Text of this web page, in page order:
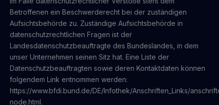
Betroffenen ein Beschwerderecht bei der zuständigen
Aufsichtsbehörde zu. Zuständige Aufsichtsbehörde in
datenschutzrechtlichen Fragen ist der
Landesdatenschutzbeauftragte des Bundeslandes, in dem
unser Unternehmen seinen Sitz hat. Eine Liste der
Datenschutzbeauftragten sowie deren Kontaktdaten können
folgendem Link entnommen werden:
https://www.bfdi.bund.de/DE/Infothek/Anschriften_Links/
node.html.